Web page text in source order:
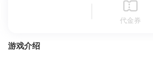
代金券
游戏介绍